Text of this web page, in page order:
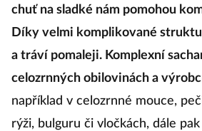
chuť na sladké nám pomohou
Díky velmi komplikované
a tráví pomaleji. Komplexní
celozrnných obilovinách a
například v celozrnné mouce,
rýži, bulguru či vločkách, dále